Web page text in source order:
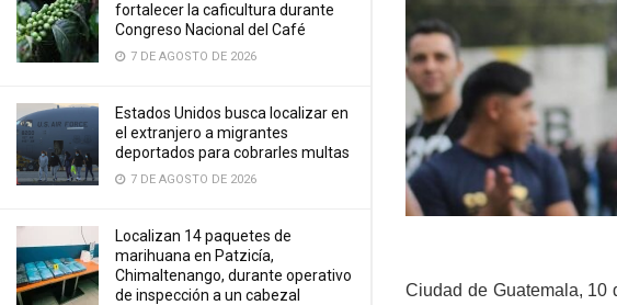
fortalecer la caficultura durante
Congreso Nacional del Café
7 DE AGOSTO DE 2026
Estados Unidos busca localizar en
el extranjero a migrantes
deportados para cobrarles multas
7 DE AGOSTO DE 2026
Localizan 14 paquetes de
marihuana en Patzicía,
Chimaltenango, durante operativo
de inspección a un cabezal
Ciudad de Guatemala, 10